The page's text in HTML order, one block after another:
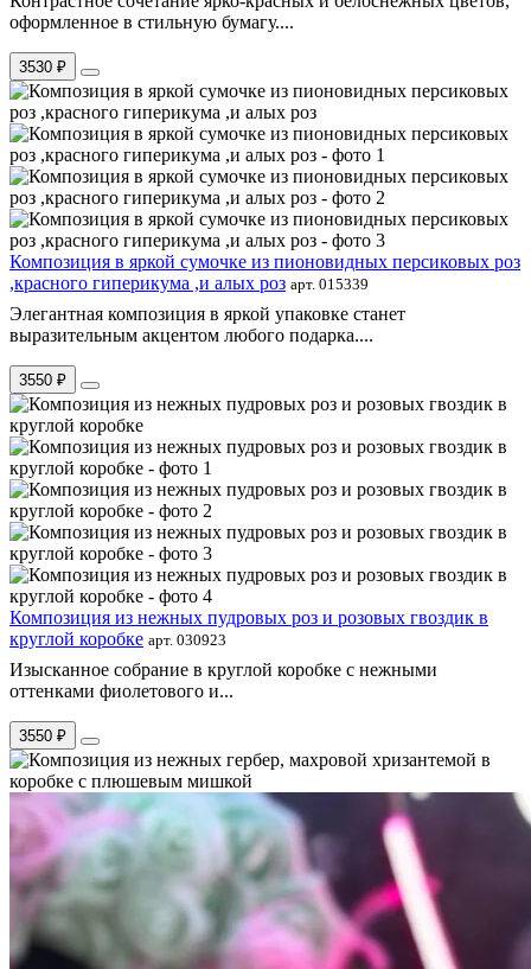
оформленное в стильную бумагу....
3530 ₽
Композиция в яркой сумочке из пионовидных персиковых роз
,красного гиперикума ,и алых роз арт. 015339
Элегантная композиция в яркой упаковке станет
выразительным акцентом любого подарка....
3550 ₽
Композиция из нежных пудровых роз и розовых гвоздик в
круглой коробке арт. 030923
Изысканное собрание в круглой коробке с нежными
оттенками фиолетового и...
3550 ₽